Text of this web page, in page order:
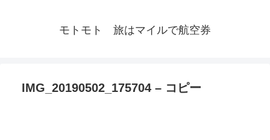
モトモト 旅はマイルで航空券
IMG_20190502_175704 – コピー